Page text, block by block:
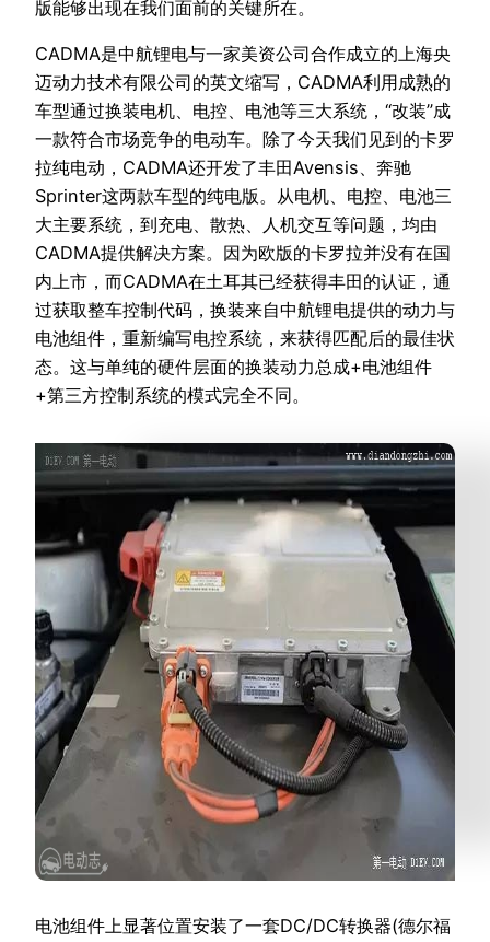
版能够出现在我们面前的关键所在。
CADMA是中航锂电与一家美资公司合作成立的上海央
迈动力技术有限公司的英文缩写，CADMA利用成熟的
车型通过换装电机、电控、电池等三大系统，“改装”成
一款符合市场竞争的电动车。除了今天我们见到的卡罗
拉纯电动，CADMA还开发了丰田Avensis、奔驰
Sprinter这两款车型的纯电版。从电机、电控、电池三
大主要系统，到充电、散热、人机交互等问题，均由
CADMA提供解决方案。因为欧版的卡罗拉并没有在国
内上市，而CADMA在土耳其已经获得丰田的认证，通
过获取整车控制代码，换装来自中航锂电提供的动力与
电池组件，重新编写电控系统，来获得匹配后的最佳状
态。这与单纯的硬件层面的换装动力总成+电池组件
+第三方控制系统的模式完全不同。
电池组件上显著位置安装了一套DC/DC转换器(德尔福